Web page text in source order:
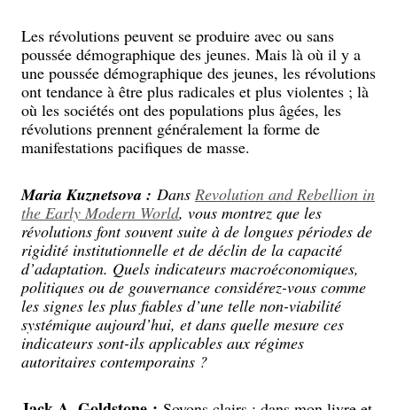
Les révolutions peuvent se produire avec ou sans
poussée démographique des jeunes. Mais là où il y a
une poussée démographique des jeunes, les révolutions
ont tendance à être plus radicales et plus violentes ; là
où les sociétés ont des populations plus âgées, les
révolutions prennent généralement la forme de
manifestations pacifiques de masse.
Maria Kuznetsova : Dans Revolution and Rebellion in
the Early Modern World, vous montrez que les
révolutions font souvent suite à de longues périodes de
rigidité institutionnelle et de déclin de la capacité
d’adaptation. Quels indicateurs macroéconomiques,
politiques ou de gouvernance considérez-vous comme
les signes les plus fiables d’une telle non-viabilité
systémique aujourd’hui, et dans quelle mesure ces
indicateurs sont-ils applicables aux régimes
autoritaires contemporains ?